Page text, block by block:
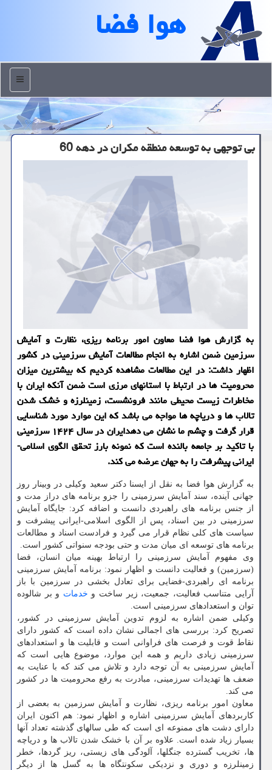
هوا فضا
منو
بی توجهی به توسعه منطقه مکران در دهه 60
به گزارش هوا فضا معاون امور برنامه ریزی، نظارت و آمایش
سرزمین ضمن اشاره به انجام مطالعات آمایش سرزمینی در کشور
اظهار داشت: در این مطالعات مشاهده کردیم که بیشترین میزان
محرومیت ها در ارتباط با استانهای مرزی است ضمن آنکه ایران با
مخاطرات زیست محیطی مانند فرونشست، زمینلرزه و خشک شدن
تالاب ها و دریاچه ها مواجه می باشد که این موارد مورد شناسایی
قرار گرفت و چشم ما نشان می دهدایران در سال ۱۴۲۴ سرزمینی
با تاکید بر جامعه بالنده است که نمونه بارز تحقق الگوی اسلامی-
ایرانی پیشرفت را به جهان عرضه می کند.
به گزارش هوا فضا به نقل از ایسنا دکتر سعید وکیلی در وبینار روز
جهانی آینده، سند آمایش سرزمینی را جزو برنامه های دراز مدت و
از جنس برنامه های راهبردی دانست و اضافه کرد: جایگاه آمایش
سرزمینی در بین اسناد، پس از الگوی اسلامی-ایرانی پیشرفت و
سیاست های کلی نظام قرار می گیرد و فرادست اسناد و مطالعات
برنامه های توسعه ای میان مدت و حتی بودجه سنواتی کشور است.
وی مفهوم آمایش سرزمینی را ارتباط بهینه میان انسان، فضا
(سرزمین) و فعالیت دانست و اظهار نمود: برنامه آمایش سرزمینی
برنامه ای راهبردی-فضایی برای تعادل بخشی در سرزمین با باز
آرایی متناسب فعالیت، جمعیت، زیر ساخت و خدمات و بر شالوده
توان و استعدادهای سرزمینی است.
وکیلی ضمن اشاره به لزوم تدوین آمایش سرزمینی در کشور،
تصریح کرد: بررسی های اجمالی نشان داده است که کشور دارای
نقاط قوت و فرصت های فراوانی است و قابلیت ها و استعدادهای
سرزمینی زیادی داریم و همه این موارد، موضوع هایی است که
آمایش سرزمینی به آن توجه دارد و تلاش می کند که با عنایت به
ضعف ها تهدیدات سرزمینی، مبادرت به رفع محرومیت ها در کشور
می کند.
معاون امور برنامه ریزی، نظارت و آمایش سرزمین به بعضی از
کاربردهای آمایش سرزمینی اشاره و اظهار نمود: هم اکنون ایران
دارای دشت های ممنوعه ای است که طی سالهای گذشته تعداد آنها
بسیار زیاد شده است. علاوه بر آن با خشک شدن تالاب ها و دریاچه
ها، تخریب گسترده جنگلها، آلودگی های زیستی، ریز گردها، خطر
زمینلرزه و دوری و نزدیکی سکونتگاه ها به گسل ها از دیگر